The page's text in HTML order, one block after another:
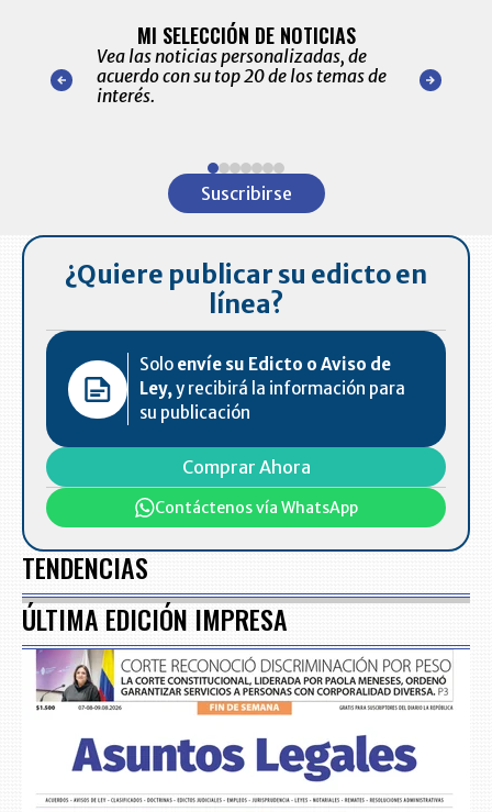
nuestro
para
MI SELECCIÓN DE NOTICIAS
Vea las noticias personalizadas, de
acuerdo con su top 20 de los temas de
interés.
de las
Suscribirse
¿Quiere publicar su edicto en
línea?
Solo envíe su Edicto o Aviso de
Ley,y recibirá la información para
su publicación
Comprar Ahora
Contáctenos vía WhatsApp
TENDENCIAS
ÚLTIMA EDICIÓN IMPRESA